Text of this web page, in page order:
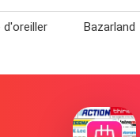
d'oreiller Bazarland